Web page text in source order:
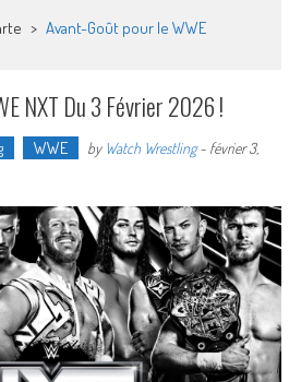
> Avant-Goût pour le WWE
NXT Du 3 Février 2026 !
WWE by Watch Wrestling- février 3,